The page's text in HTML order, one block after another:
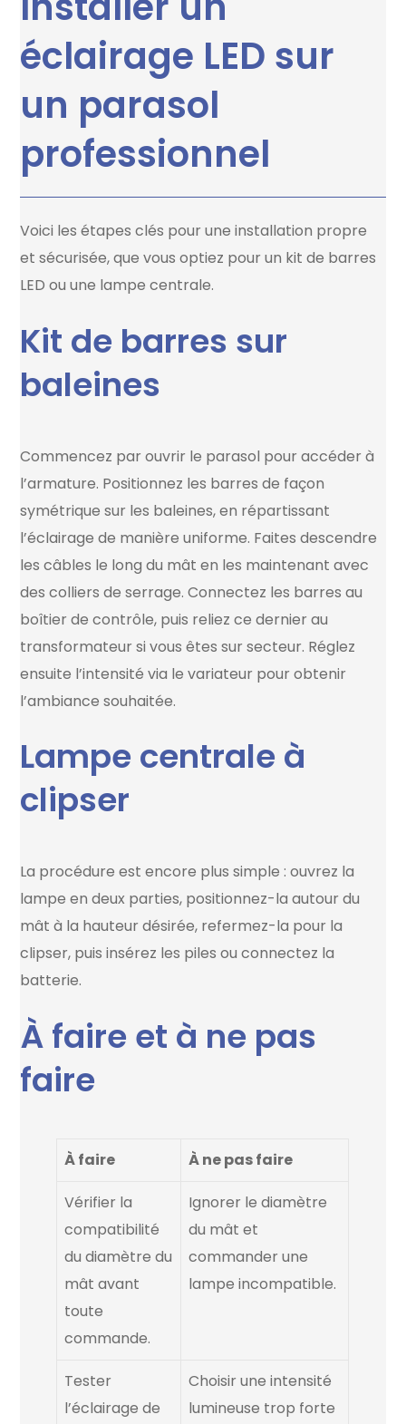
éclairage LED sur
un parasol
professionnel
Voici les étapes clés pour une installation propre
et sécurisée, que vous optiez pour un kit de barres
LED ou une lampe centrale.
Kit de barres sur
baleines
Commencez par ouvrir le parasol pour accéder à
l’armature. Positionnez les barres de façon
symétrique sur les baleines, en répartissant
l’éclairage de manière uniforme. Faites descendre
les câbles le long du mât en les maintenant avec
des colliers de serrage. Connectez les barres au
boîtier de contrôle, puis reliez ce dernier au
transformateur si vous êtes sur secteur. Réglez
ensuite l’intensité via le variateur pour obtenir
l’ambiance souhaitée.
Lampe centrale à
clipser
La procédure est encore plus simple : ouvrez la
lampe en deux parties, positionnez-la autour du
mât à la hauteur désirée, refermez-la pour la
clipser, puis insérez les piles ou connectez la
batterie.
À faire et à ne pas
faire
À faire À ne pas faire
Vérifier la
compatibilité
du diamètre du
mât avant
toute
commande.
Ignorer le diamètre
du mât et
commander une
lampe incompatible.
Tester
l’éclairage de
Choisir une intensité
lumineuse trop forte